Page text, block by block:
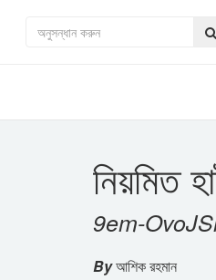
নিয়মিত
9em-
Byআশিক রহমান